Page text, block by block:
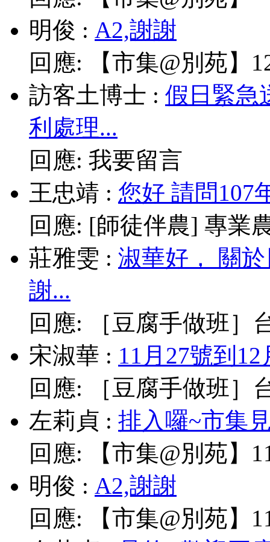
明俊 : A2,謝謝
回應:
【市集@別苑】
訪客土博士 : 假日緊急
利處理...
回應: 我要留言
王忠靖 : 您好 請問107
回應: [師徒伴農] 專業
莊雅雯 : 淑華好， 關
謝...
回應:
［豆腐手做班］
宋淑華 : 11月27號到
回應:
［豆腐手做班］
左莉貞 : 排入囉~市集
回應:
【市集@別苑】
明俊 : A2,謝謝
回應:
【市集@別苑】